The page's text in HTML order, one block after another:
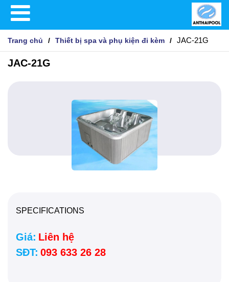
Trang chủ Thiết bị spa và phụ kiện đi kèm JAC-21G
JAC-21G
SPECIFICATIONS
Giá: Liên hệ
SĐT: 093 633 26 28